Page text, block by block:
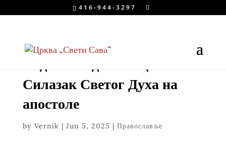
416-944-3297
Силазак Светог Духа на
апостоле
by Vernik | Jun 5, 2025 | Православље